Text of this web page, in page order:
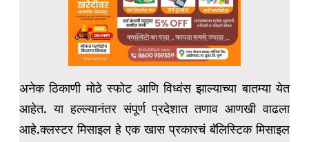
अनेक ठिकाणी मोठे स्फोट आणि विध्वंस झाल्याच्या बातम्या येत
आहेत. या हल्ल्यानंतर संपूर्ण प्रदेशात तणाव आणखी वाढला
आहे.क्लस्टर मिसाइल हे एक खास प्रकारचं बॅलिस्टिक मिसाइल